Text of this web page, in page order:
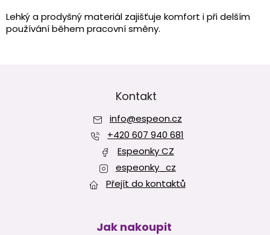
í
p
r
ý
p
i
s
u
Lehký a prodyšný materiál zajišťuje komfort i při delším
používání během pracovní směny.
Kontakt
info@espeon.cz
+420 607 940 681
Espeonky CZ
espeonky_cz
Přejít do kontaktů
Jak nakoupit